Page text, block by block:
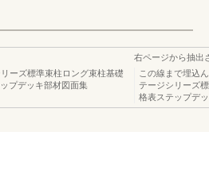
ーズ標準束柱ロング束柱基礎
プデッキ部材図面集
右ページから抽出
この線まで埋込
テージシリーズ
格表ステップデ